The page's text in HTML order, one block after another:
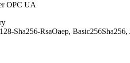
OPC UA
Sha256-RsaOaep, Basic256Sha256,